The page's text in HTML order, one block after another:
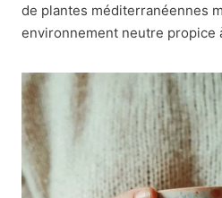
de plantes méditerranéennes
environnement neutre propice